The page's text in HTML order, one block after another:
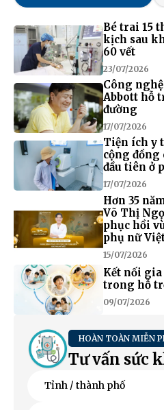
Bé trai 15
kịch sau
60 vết
23/07/2026
Công
Abbott hỗ
đường
17/07/2026
Tiện ích y
cộng đồng
đầu tiên ở
17/07/2026
Hơn 35
Võ Thị
phục hồi
phụ nữ
15/07/2026
Kết nối
trong hỗ
09/07/2026
HOÀN TOÀN MIỄN
Tư vấn sức